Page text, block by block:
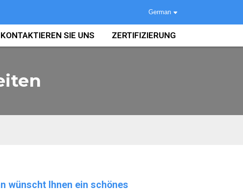
German
KONTAKTIEREN SIE UNS ZERTIFIZIERUNG
wünscht Ihnen ein schönes